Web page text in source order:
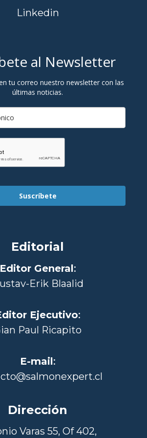
Linkedin
al Newsletter
tu correo nuestro newsletter con las
últimas noticias.
Suscríbete
Editorial
Editor General :
Erik Blaalid
Ejecutivo:
Paul Ricapito
E-mail :
Dirección
Varas 55, Of 402,